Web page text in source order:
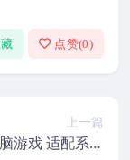
点赞(0)
上一篇
游戏 适配系统